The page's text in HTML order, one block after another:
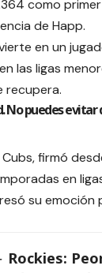
como
de Happ.
en un
las ligas
recupera.
No puedes
firmó
en
su emoción
Rockies: